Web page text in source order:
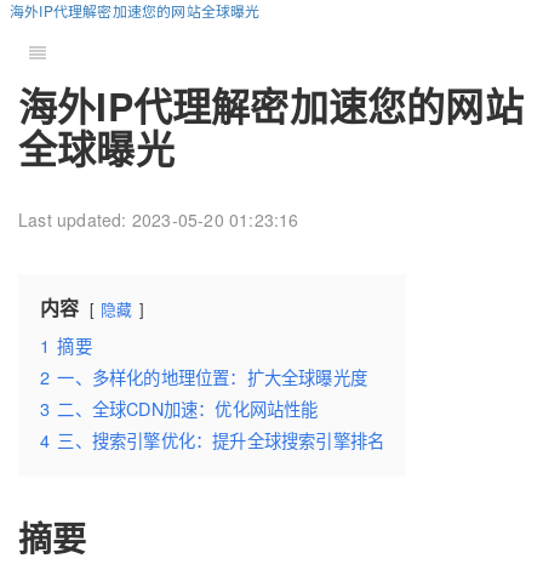
海外IP代理解密加速您的网站全球曝光
海外IP代理解密加速您的网站
全球曝光
Last updated: 2023-05-20 01:23:16
内容 隐藏
1 摘要
2 一、多样化的地理位置：扩大全球曝光度
3 二、全球CDN加速：优化网站性能
4 三、搜索引擎优化：提升全球搜索引擎排名
摘要